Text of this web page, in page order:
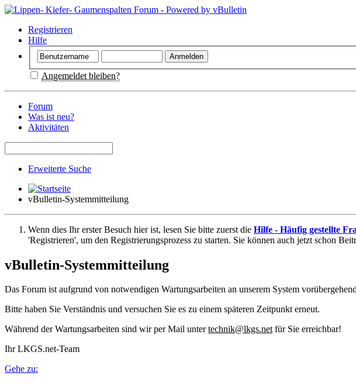
Registrieren
Hilfe
Angemeldet bleiben?
Forum
Was ist neu?
Aktivitäten
Erweiterte Suche
vBulletin-Systemmitteilung
Wenn dies Ihr erster Besuch hier ist, lesen Sie bitte zuerst die Hilfe - Häufig gestellte
'Registrieren', um den Registrierungsprozess zu starten. Sie können auch jetzt schon
vBulletin-Systemmitteilung
Das Forum ist aufgrund von notwendigen Wartungsarbeiten an unserem System
Bitte haben Sie Verständnis und versuchen Sie es zu einem späteren Zeitpunkt erneut.
Während der Wartungsarbeiten sind wir per Mail untertechnik@lkgs.netfür Sie erreichbar!
Ihr LKGS.net-Team
Gehe zu: